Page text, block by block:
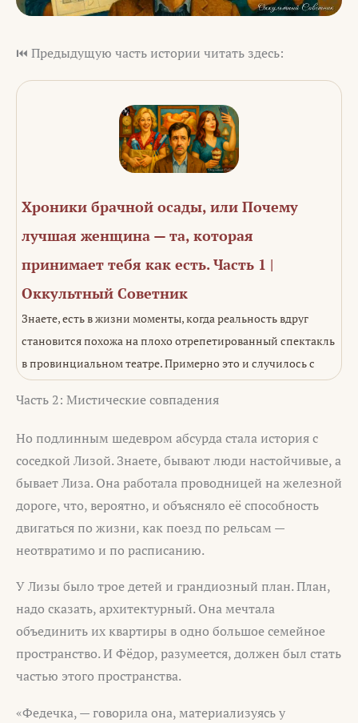
⏮️ Предыдущую часть истории читать здесь:
Хроники брачной осады, или Почему
лучшая женщина — та, которая
принимает тебя как есть. Часть 1 |
Оккультный Советник
Знаете, есть в жизни моменты, когда реальность вдруг
становится похожа на плохо отрепетированный спектакль
в провинциальном театре. Примерно это и случилось с
Часть 2: Мистические совпадения
Но подлинным шедевром абсурда стала история с
соседкой Лизой. Знаете, бывают люди настойчивые, а
бывает Лиза. Она работала проводницей на железной
дороге, что, вероятно, и объясняло её способность
двигаться по жизни, как поезд по рельсам —
неотвратимо и по расписанию.
У Лизы было трое детей и грандиозный план. План,
надо сказать, архитектурный. Она мечтала
объединить их квартиры в одно большое семейное
пространство. И Фёдор, разумеется, должен был стать
частью этого пространства.
«Федечка, — говорила она, материализуясь у